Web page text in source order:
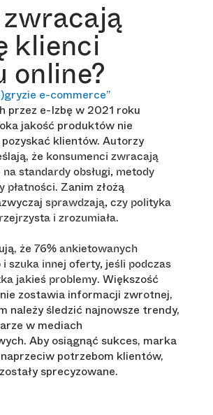
klienci
online?
e-commerce”
przez e-Izbę w 2021 roku
jakość produktów nie
klientów. Autorzy
że konsumenci zwracają
standardy obsługi, metody
płatności. Zanim złożą
sprawdzają, czy polityka
i zrozumiała.
że 76% ankietowanych
i szuka innej oferty, jeśli podczas
jakieś problemy. Większość
zostawia informacji zwrotnej,
należy śledzić najnowsze trendy,
w mediach
Aby osiągnąć sukces, marka
potrzebom klientów,
sprecyzowane.